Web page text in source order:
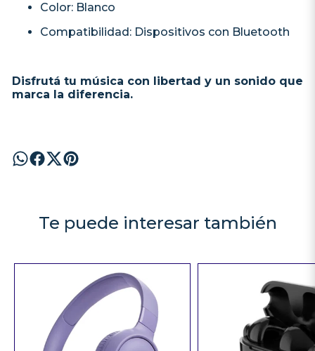
Color: Blanco
Compatibilidad: Dispositivos con Bluetooth
Disfrutá tu música con libertad y un sonido que
marca la diferencia.
Te puede interesar también